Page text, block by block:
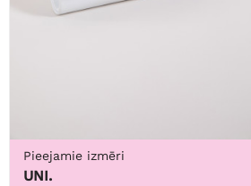
Pieejamie izmēri
UNI.